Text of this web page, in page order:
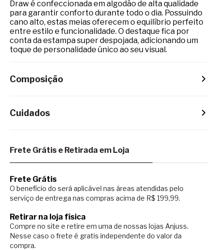
Draw é confeccionada em algodão de alta qualidade
para garantir conforto durante todo o dia. Possuindo
cano alto, estas meias oferecem o equilíbrio perfeito
entre estilo e funcionalidade. O destaque fica por
conta da estampa super despojada, adicionando um
toque de personalidade único ao seu visual.
Composição
Cuidados
Frete Grátis e Retirada em Loja
Frete Grátis
O benefício do será aplicável nas áreas atendidas pelo
serviço de entrega nas compras acima de R$ 199,99.
Retirar na loja física
Compre no site e retire em uma de nossas lojas Anjuss.
Nesse caso o frete é gratis independente do valor da
compra.